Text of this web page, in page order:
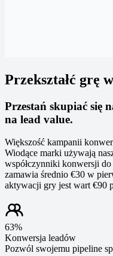
Przekształć grę
Przestań skupiać się
na lead value.
Większość kampanii
Wiodące marki używają
współczynniki konwersji
zamawia średnio €30 w
aktywacji gry jest wart €90
63%
Konwersja leadów
Pozwól swojemu pipeline